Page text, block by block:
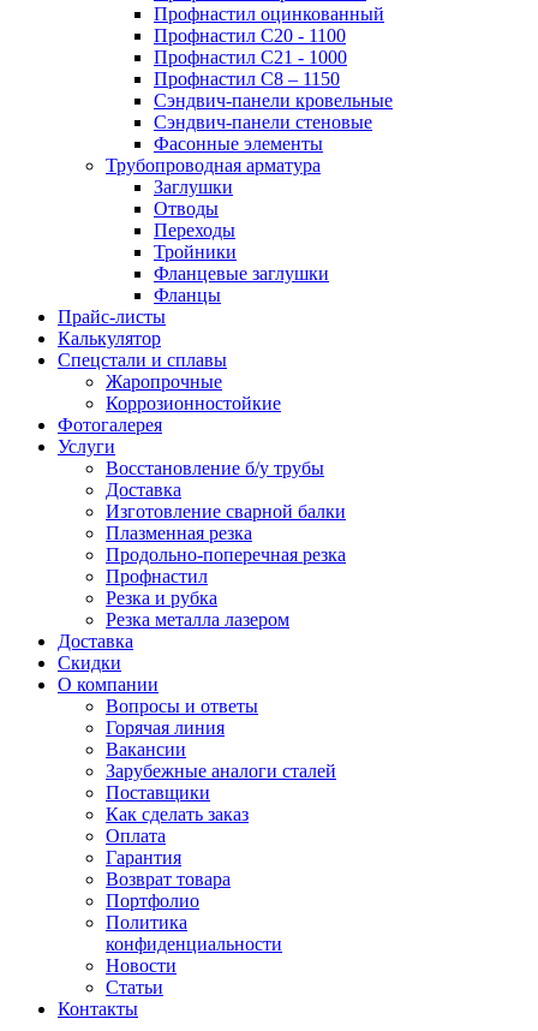
Профнастил оцинкованный
Профнастил С20 - 1100
Профнастил С21 - 1000
Профнастил С8 – 1150
Сэндвич-панели кровельные
Сэндвич-панели стеновые
Фасонные элементы
Трубопроводная арматура
Заглушки
Отводы
Переходы
Тройники
Фланцевые заглушки
Фланцы
Прайс-листы
Калькулятор
Спецстали и сплавы
Жаропрочные
Коррозионностойкие
Фотогалерея
Услуги
Восстановление б/у трубы
Доставка
Изготовление сварной балки
Плазменная резка
Продольно-поперечная резка
Профнастил
Резка и рубка
Резка металла лазером
Доставка
Скидки
О компании
Вопросы и ответы
Горячая линия
Вакансии
Зарубежные аналоги сталей
Поставщики
Как сделать заказ
Оплата
Гарантия
Возврат товара
Портфолио
Политика
конфиденциальности
Новости
Статьи
Контакты